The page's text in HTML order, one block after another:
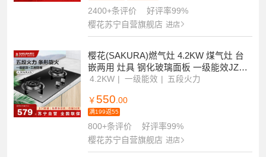
2400+条评价
好评率99%
樱花苏宁自营旗舰店 进店
樱花(SAKURA)燃气灶 4.2KW 煤气灶 台
嵌两用 灶具 钢化玻璃面板 一级能效JZY-
BDB02液化气
4.2KW 一级能效 五段火力
￥ 550.00
满199返55
800+条评价
好评率99%
樱花苏宁自营旗舰店 进店